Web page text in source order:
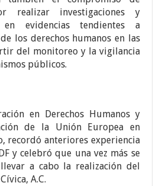
realizar investigaciones y
en evidencias tendientes a
los derechos humanos en las
del monitoreo y la vigilancia
públicos.
en Derechos Humanos y
de la Unión Europea en
recordó anteriores experiencia
y celebró que una vez más se
a cabo la realización del
A.C.